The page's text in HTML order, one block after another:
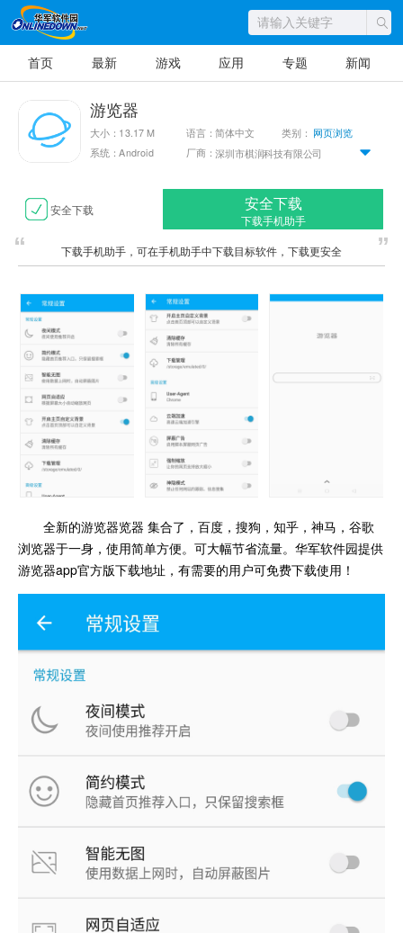
首页 最新 游戏 应用 专题 新闻
游览器
大小：13.17 M 语言：简体中文 类别： 网页浏览
系统：Android
厂商：深圳市棋润科技有限公司
安全下载 安全下载
下载手机助手
下载手机助手，可在手机助手中下载目标软件，下载更安全
全新的游览器览器 集合了，百度，搜狗，知乎，神马，谷歌
浏览器于一身，使用简单方便。可大幅节省流量。华军软件园提供
游览器app官方版下载地址，有需要的用户可免费下载使用！